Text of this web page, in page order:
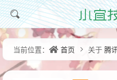
当前位置： 首页 关于 腾